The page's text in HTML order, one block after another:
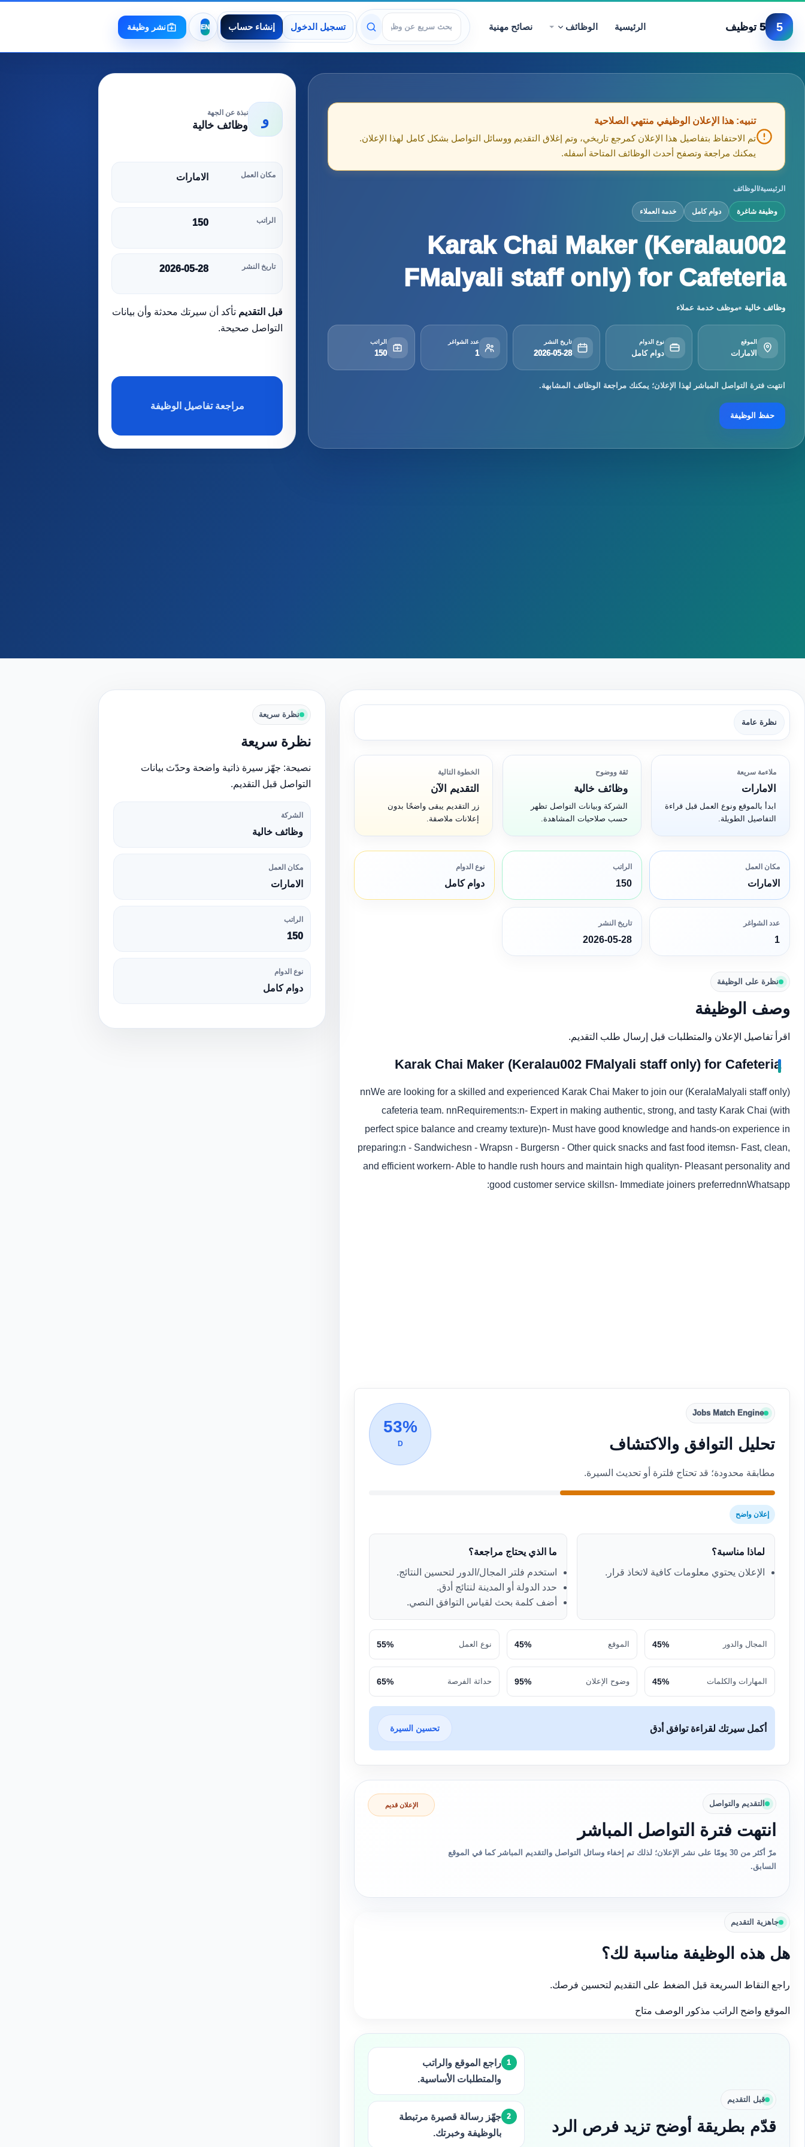
5 5 توظيف الرئيسية الوظائف نصائح مهنية
عرض الوظائف
تسجيل الدخول إنشاء حساب نشر وظيفة
تنبيه: هذا الإعلان الوظيفي منتهي الصلاحية
تم الاحتفاظ بتفاصيل هذا الإعلان كمرجع تاريخي، وتم إغلاق التقديم ووسائل التواصل بشكل كامل لهذا الإعلان.
يمكنك مراجعة وتصفح أحدث الوظائف المتاحة أسفله.
الرئيسية/ الوظائف
وظيفة شاغرة دوام كامل خدمة العملاء
Karak Chai Maker (Keralau002
FMalyali staff only) for Cafeteria
وظائف خالية موظف خدمة عملاء
الموقع
الامارات
نوع الدوام
دوام كامل
تاريخ النشر
2026-05-28
عدد الشواغر
1
الراتب
150
انتهت فترة التواصل المباشر لهذا الإعلان؛ يمكنك مراجعة الوظائف المشابهة.
حفظ الوظيفة
و نبذة عن الجهة
وظائف خالية
مكان العمل الامارات
الراتب 150
تاريخ النشر 2026-05-28
قبل التقديم تأكد أن سيرتك محدثة وأن بيانات
التواصل صحيحة.
مراجعة تفاصيل الوظيفة
نظرة عامة
ملاءمة سريعة
الامارات
ابدأ بالموقع ونوع العمل قبل قراءة
التفاصيل الطويلة.
ثقة ووضوح
وظائف خالية
الشركة وبيانات التواصل تظهر
حسب صلاحيات المشاهدة.
الخطوة التالية
التقديم الآن
زر التقديم يبقى واضحًا بدون
إعلانات ملاصقة.
مكان العمل
الامارات
الراتب
150
نوع الدوام
دوام كامل
عدد الشواغر
1
تاريخ النشر
2026-05-28
نظرة على الوظيفة
وصف الوظيفة
اقرأ تفاصيل الإعلان والمتطلبات قبل إرسال طلب التقديم.
Karak Chai Maker (Keralau002 FMalyali staff only) for Cafeteria
(KeralaMalyali staff only) nnWe are looking for a skilled and experienced Karak Chai Maker to join our
cafeteria team. nnRequirements:n- Expert in making authentic, strong, and tasty Karak Chai (with
perfect spice balance and creamy texture)n- Must have good knowledge and hands-on experience in
preparing:n - Sandwichesn - Wrapsn - Burgersn - Other quick snacks and fast food itemsn- Fast, clean,
and efficient workern- Able to handle rush hours and maintain high qualityn- Pleasant personality and
good customer service skillsn- Immediate joiners preferrednnWhatsapp:
Jobs Match Engine
تحليل التوافق والاكتشاف
مطابقة محدودة؛ قد تحتاج فلترة أو تحديث السيرة.
53%
D
إعلان واضح
لماذا مناسبة؟
الإعلان يحتوي معلومات كافية لاتخاذ قرار.
ما الذي يحتاج مراجعة؟
استخدم فلتر المجال/الدور لتحسين النتائج.
حدد الدولة أو المدينة لنتائج أدق.
أضف كلمة بحث لقياس التوافق النصي.
المجال والدور 45% الموقع 45% نوع العمل 55%
المهارات والكلمات 45% وضوح الإعلان 95% حداثة الفرصة 65%
أكمل سيرتك لقراءة توافق أدق تحسين السيرة
التقديم والتواصل
انتهت فترة التواصل المباشر
مرّ أكثر من 30 يومًا على نشر الإعلان؛ لذلك تم إخفاء وسائل التواصل والتقديم المباشر كما في الموقع
السابق.
الإعلان قديم
جاهزية التقديم
هل هذه الوظيفة مناسبة لك؟
راجع النقاط السريعة قبل الضغط على التقديم لتحسين فرصك.
الموقع واضح الراتب مذكور الوصف متاح
قبل التقديم
قدّم بطريقة أوضح تزيد فرص الرد
راجع الموقع والراتب
والمتطلبات الأساسية.
جهّز رسالة قصيرة مرتبطة
بالوظيفة وخبرتك.
نظرة سريعة
نظرة سريعة
نصيحة: جهّز سيرة ذاتية واضحة وحدّث بيانات
التواصل قبل التقديم.
الشركة
وظائف خالية
مكان العمل
الامارات
الراتب
150
نوع الدوام
دوام كامل